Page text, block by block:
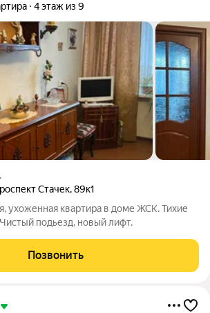
4 этаж из 9
Стачек,89к1
ухоженная квартира в доме ЖСК. Тихие
подьезд, новый лифт.
Позвонить